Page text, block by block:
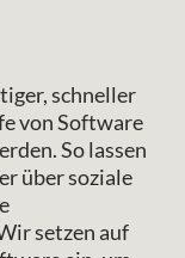
schneller
von Software
So lassen
über soziale
setzen auf